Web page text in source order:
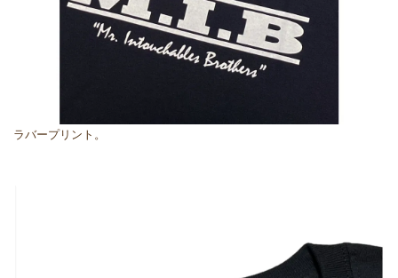
ラバープリント。